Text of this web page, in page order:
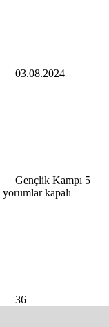
03.08.2024
Gençlik Kampı 5
yorumlar kapalı
36